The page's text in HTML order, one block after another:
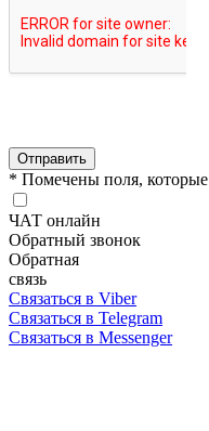
Отправить
* Помечены поля,
ЧАТ онлайн
Обратный звонок
Обратная
связь
Связаться в Viber
Связаться в Telegram
Связаться в Messenger